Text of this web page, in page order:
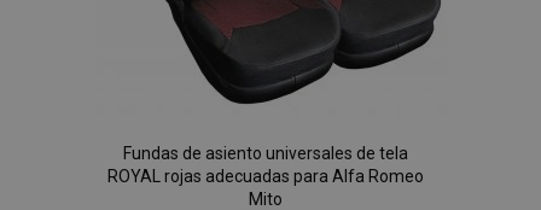
Fundas de asiento universales de tela
ROYAL rojas adecuadas para Alfa Romeo
Mito